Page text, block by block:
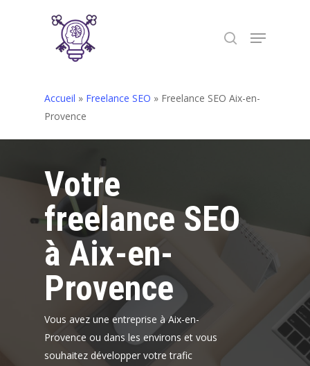
search
Menu
Accueil » Freelance SEO » Freelance SEO Aix-en-
Provence
Votre
freelance SEO
à Aix-en-
Provence
Vous avez une entreprise à Aix-en-
Provence ou dans les environs et vous
souhaitez développer votre trafic